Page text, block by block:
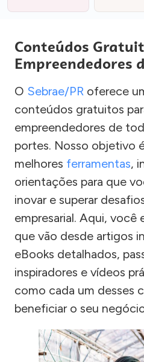
Conteúdos
Empreendedores
O Sebrae/PR oferece
conteúdos gratuitos
empreendedores de
portes. Nosso objetivo
melhores ferramentas,
orientações para que
inovar e superar
empresarial. Aqui, você
que vão desde artigos
eBooks detalhados,
inspiradores e vídeos
como cada um desses
beneficiar o seu